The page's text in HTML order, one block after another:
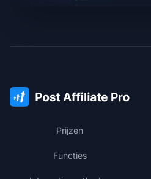
Prijzen
Functies